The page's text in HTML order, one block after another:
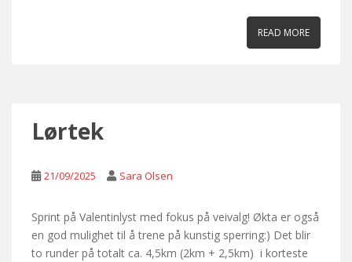
READ MORE
Lørtek
21/09/2025 Sara Olsen
Sprint på Valentinlyst med fokus på veivalg! Økta er også
en god mulighet til å trene på kunstig sperring:) Det blir
to runder på totalt ca. 4,5km (2km + 2,5km) i korteste